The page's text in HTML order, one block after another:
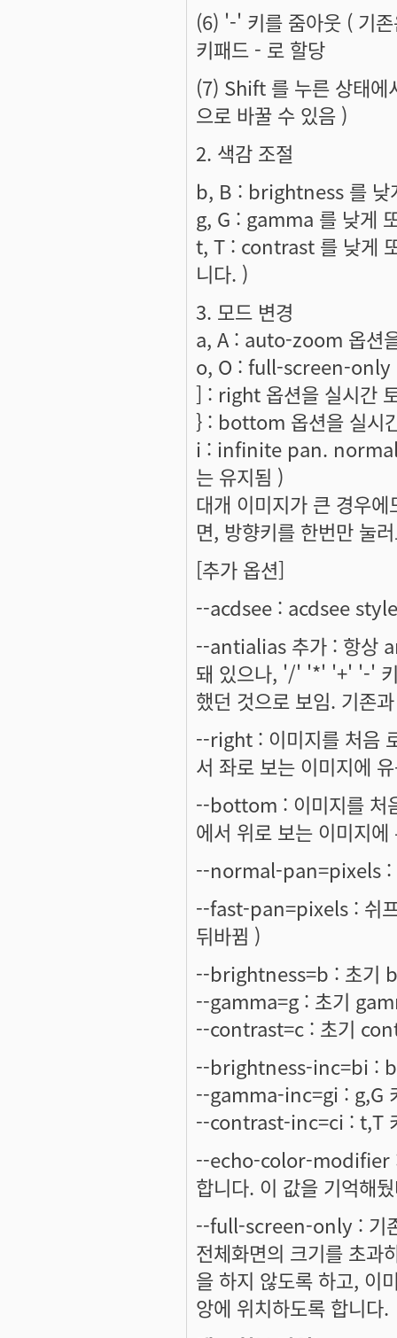
(6) '-' 키를 줌아웃 ( 기
키패드 - 로 할당
(7) Shift 를 누른 상태에
으로 바꿀 수 있음 )
2. 색감 조절
b, B : brightness 를 낮
g, G : gamma 를 낮게
t, T : contrast 를 낮게
니다. )
3. 모드 변경
a, A : auto-zoom 옵션
o, O : full-screen-only
] : right 옵션을 실시간
} : bottom 옵션을 실시
i : infinite pan. normal-
는 유지됨 )
대개 이미지가 큰 경우
면, 방향키를 한번만 눌
[추가 옵션]
--acdsee : acdsee
--antialias 추가 : 항상
돼 있으나, '/' '*' '+' '-' 키
했던 것으로 보임. 기존
--right : 이미지를 처음
서 좌로 보는 이미지에
--bottom : 이미지를 처
에서 위로 보는 이미지에
--normal-pan=pixels :
--fast-pan=pixels : 쉬프
뒤바뀜 )
--brightness=b : 초기
--gamma=g : 초기
--contrast=c : 초기
--brightness-inc=bi :
--gamma-inc=gi : g,G
--contrast-inc=ci : t,T
--echo-color-modifier
합니다. 이 값을 기억해
--full-screen-only : 기
전체화면의 크기를 초
을 하지 않도록 하고, 이
앙에 위치하도록 합니다.